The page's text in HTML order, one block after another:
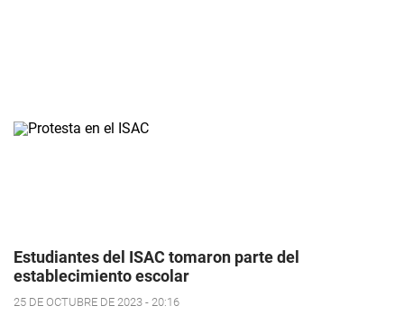
Estudiantes del ISAC tomaron parte del
establecimiento escolar
25 DE OCTUBRE DE 2023 - 20:16